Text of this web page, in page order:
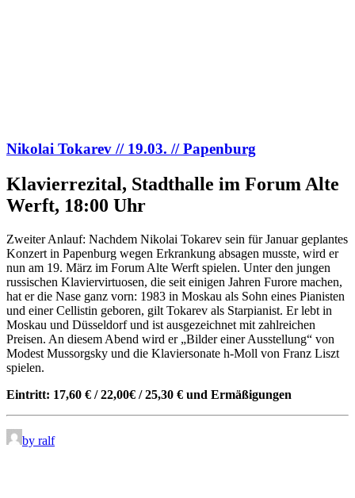
Nikolai Tokarev // 19.03. // Papenburg
Klavierrezital, Stadthalle im Forum Alte
Werft, 18:00 Uhr
Zweiter Anlauf: Nachdem Nikolai Tokarev sein für Januar geplantes
Konzert in Papenburg wegen Erkrankung absagen musste, wird er
nun am 19. März im Forum Alte Werft spielen. Unter den jungen
russischen Klaviervirtuosen, die seit einigen Jahren Furore machen,
hat er die Nase ganz vorn: 1983 in Moskau als Sohn eines Pianisten
und einer Cellistin geboren, gilt Tokarev als Starpianist. Er lebt in
Moskau und Düsseldorf und ist ausgezeichnet mit zahlreichen
Preisen. An diesem Abend wird er „Bilder einer Ausstellung“ von
Modest Mussorgsky und die Klaviersonate h-Moll von Franz Liszt
spielen.
Eintritt: 17,60 € / 22,00€ / 25,30 € und Ermäßigungen
by ralf